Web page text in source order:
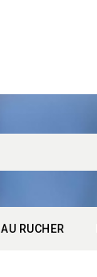
AU RUCHER